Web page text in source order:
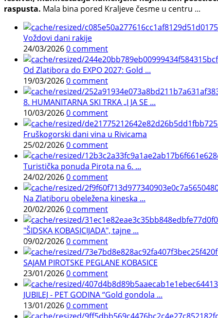
raspusta. Mala bina pored Kraljeve česme u centru ...
Voždovi dani rakije
24/03/20260 comment
Od Zlatibora do EXPO 2027: Gold ...
19/03/20260 comment
8. HUMANITARNA SKI TRKA „I JA SE ...
10/03/20260 comment
Fruškogorski dani vina u Rivicama
25/02/20260 comment
Turistička ponuda Pirota na 6. ...
24/02/20260 comment
Na Zlatiboru obeležena kineska ...
20/02/20260 comment
"ŠIDSKA KOBASICIJADA", tajne ...
09/02/20260 comment
SAJAM PIROTSKE PEGLANE KOBASICE
23/01/20260 comment
JUBILEJ - PET GODINA “Gold gondola ...
13/01/20260 comment